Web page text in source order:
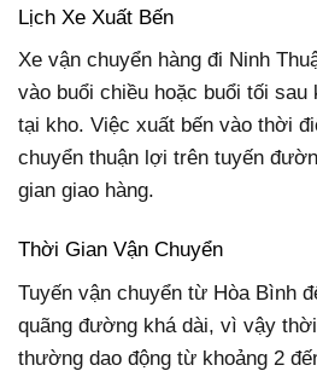
Lịch Xe Xuất Bến
Xe vận chuyển hàng đi Ninh
vào buổi chiều hoặc buổi tối sau
tại kho. Việc xuất bến vào thời
chuyển thuận lợi trên tuyến
gian giao hàng.
Thời Gian Vận Chuyển
Tuyến vận chuyển từ Hòa Bình
quãng đường khá dài, vì vậy
thường dao động từ khoảng 2